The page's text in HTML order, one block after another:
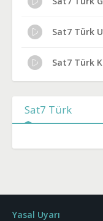
Sat7 Türk
Sat7 Türk
Sat7 Türk
Yasal Uyarı